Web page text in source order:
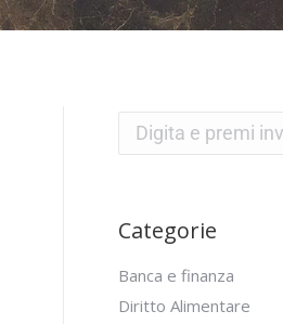
Categorie
Banca e finanza
Diritto Alimentare